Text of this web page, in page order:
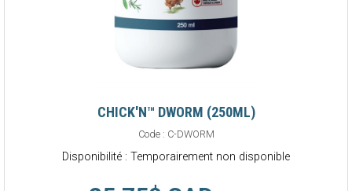
CHICK'N™ DWORM (250ML)
Code : C-DWORM
Disponibilité : Temporairement non disponible